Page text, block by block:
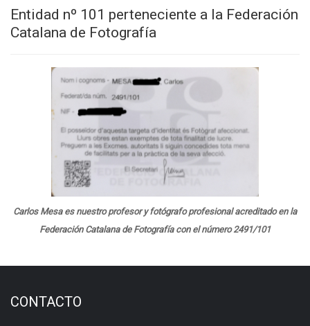
Entidad nº 101 perteneciente a la Federación
Catalana de Fotografía
Carlos Mesa es nuestro profesor y fotógrafo profesional acreditado en la
Federación Catalana de Fotografía con el número 2491/101
CONTACTO